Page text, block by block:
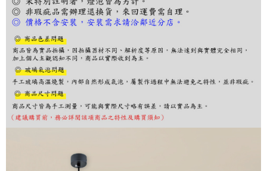
１．於結帳方式選擇「AFTEE先享後付」後，將跳轉至「AFTEE先享後付」
結帳頁面，進行簡訊認證並確認金額後，即可完成結帳。
２．訂單成立數日內，您將收到繳費通知簡訊。
３．收到繳費通知簡訊後14天內，點擊此簡訊中的連結，可透過四大超商／
ATM／網路銀行／等多元方式進行付款，方視為交易完成。
※ 請注意：結帳手續完成當下不需立刻繳費，但若您需要取消訂單，請聯絡
購買商品的店家。未經商家同意取消之訂單仍視為有效，需透過AFTEE先享
後付繳納相關費用。
※ 交易是否成功請以「AFTEE先享後付 」之結帳頁面顯示為準，若有關於
是否繳費成功／繳費後需取消欲退款等相關疑問，請聯繫「AFTEE先享後付
客戶支援中心」
https://netprotections.freshdesk.com/support/home
易，需依本服務之必要範圍內提供個人資料，並將交易相關給付款項請求債
權轉讓予恩沛科技股份有限公司。